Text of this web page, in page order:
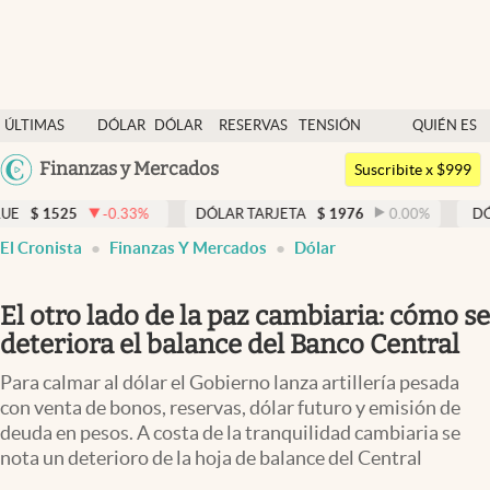
ÚLTIMAS
NOTICIAS
DÓLAR
DÓLAR
RESERVAS
TENSIÓN
GEOPOLÍTICA
QUIÉN ES
QUIÉN
Argentina
Uruguay
Finanzas y Mercados
Dólar
Members
Economía y Política
Finanzas y Mercados
Negocios
Columnistas
Otras secciones
Apertura
Suscribite x $999
-0.33 % DÓLAR TARJETA $ 1976 0.00% DÓLAR
El Cronista Finanzas Y Mercados Dólar
El otro lado de la paz cambiaria: cómo se
deteriora el balance del Banco Central
Para calmar al dólar el Gobierno lanza artillería pesada
con venta de bonos, reservas, dólar futuro y emisión de
deuda en pesos. A costa de la tranquilidad cambiaria se
nota un deterioro de la hoja de balance del Central